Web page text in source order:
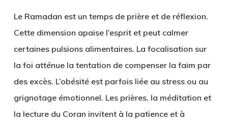
Le Ramadan est un temps de prière et de réflexion.
Cette dimension apaise l’esprit et peut calmer
certaines pulsions alimentaires. La focalisation sur
la foi atténue la tentation de compenser la faim par
des excès. L’obésité est parfois liée au stress ou au
grignotage émotionnel. Les prières, la méditation et
la lecture du Coran invitent à la patience et à